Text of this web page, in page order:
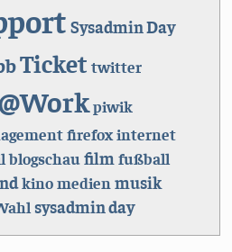
Sysadmin Day
Ticket twitter
piwik
firefoxinternet
blogschaufilm fußball
kinomedien musik
sysadmin day